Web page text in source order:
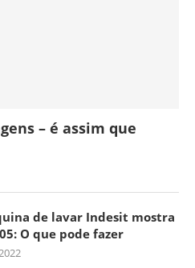
– é assim que
de lavar Indesit mostra
O que pode fazer